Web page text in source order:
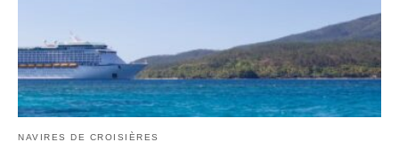
NAVIRES DE CROISIÈRES